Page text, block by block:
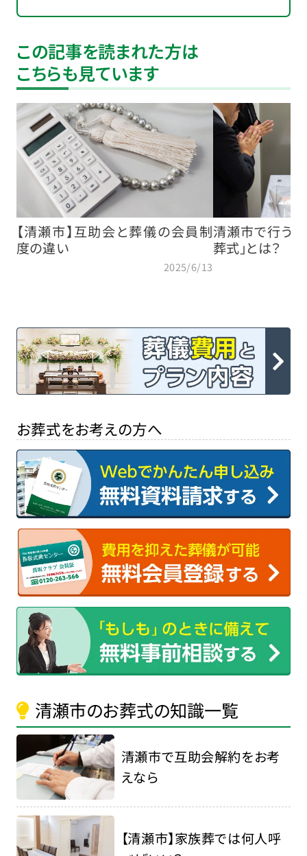
この記事を読まれた方は
こちらも見ています
【清瀬市】互助会と葬儀の会員制
度の違い
2025/6/13
清瀬市で行う
葬式」とは？
お葬式をお考えの方へ
清瀬市のお葬式の知識一覧
清瀬市で互助会解約をお考
えなら
【清瀬市】家族葬では何人呼